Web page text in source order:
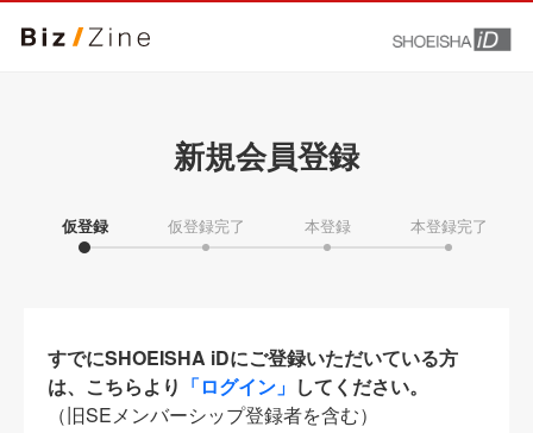
新規会員登録
仮登録 仮登録完了 本登録 本登録完了
すでにSHOEISHA iDにご登録いただいている方
は、こちらより 「ログイン」 してください。
（旧SEメンバーシップ登録者を含む）